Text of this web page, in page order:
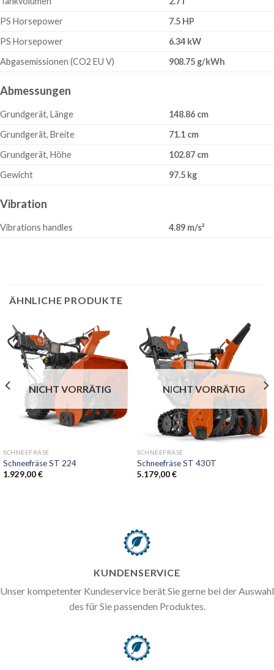
PS Horsepower
7.5 HP
PS Horsepower
6.34 kW
Abgasemissionen (CO2 EU V)
908.75 g/kWh
Abmessungen
Grundgerät, Länge
148.86 cm
Grundgerät, Breite
71.1 cm
Grundgerät, Höhe
102.87 cm
Gewicht
97.5 kg
Vibration
Vibrations handles 4.89 m/s²
ÄHNLICHE PRODUKTE
NICHT VORRÄTIG
SCHNEEFRÄSE
Schneefräse ST 224
1.929,00€
NICHT VORRÄTIG
SCHNEEFRÄSE
Schneefräse ST 430T
5.179,00€
KUNDENSERVICE
Unser kompetenter Kundeservice berät Sie gerne bei der Auswahl
des für Sie passenden Produktes.